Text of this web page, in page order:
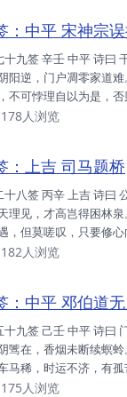
，世人讶之，尔修者也
运届至，宜储蓄之。
。 升迁：平素之修，
：中平 宋神宗
阳逆，门户凋零家道难
不可悖理自以为是，
，不宜盲进，世境之
施，怀之心安，必可
，可即定之。 考试：
康：速求名医，目前不
人浏览
：上吉 司马题桥
理见，才高岂得困林泉
，但莫嗟叹，只要修心
上恐较长。只要当事
时，欲为即为，慎言行
年添丁，旺吾家人。
。 事业：现押现中，
人浏览
：中平 邓伯道
骘在，香烟未断续螟蛉
马稀，时运不济，有
有祖宗阴德庇佑，靠
人浏览